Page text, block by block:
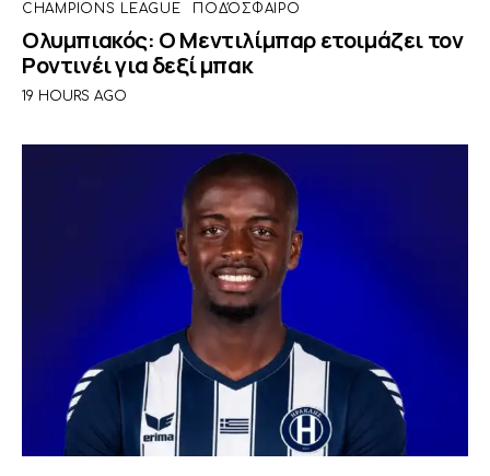
CHAMPIONS LEAGUE ΠΟΔΌΣΦΑΙΡΟ
Ολυμπιακός: Ο Μεντιλίμπαρ ετοιμάζει τον
Ροντινέι για δεξί μπακ
19 HOURS AGO